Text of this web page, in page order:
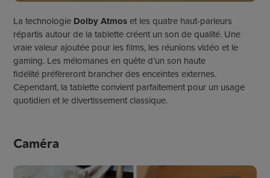
La technologie Dolby Atmos et les quatre haut-parleurs
répartis autour de la tablette créent un son de qualité. Une
vraie valeur ajoutée pour les films, les réunions vidéo et le
gaming. Les mélomanes en quête d’un son haute
fidélité préfèreront brancher des enceintes externes.
Cependant, la tablette convient parfaitement pour un usage
quotidien et le divertissement classique.
Caméra